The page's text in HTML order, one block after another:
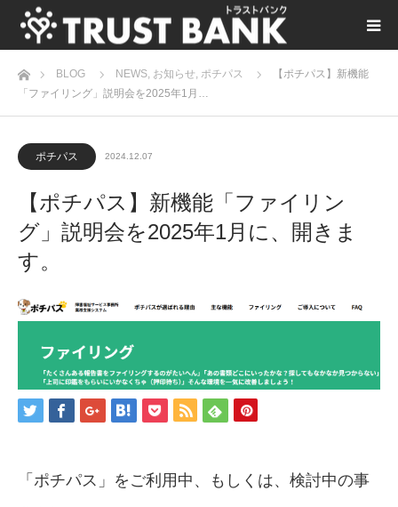
ホームBLOG NEWS, お知らせ, ポチパス
【ポチパス】新機能
「ファイリング」説明会を2025年1月…
ポチパス 2024.12.07
【ポチパス】新機能「ファイリン
グ」説明会を2025年1月に、開きま
す。
「ポチパス」をご利用中、もしくは、検討中の事